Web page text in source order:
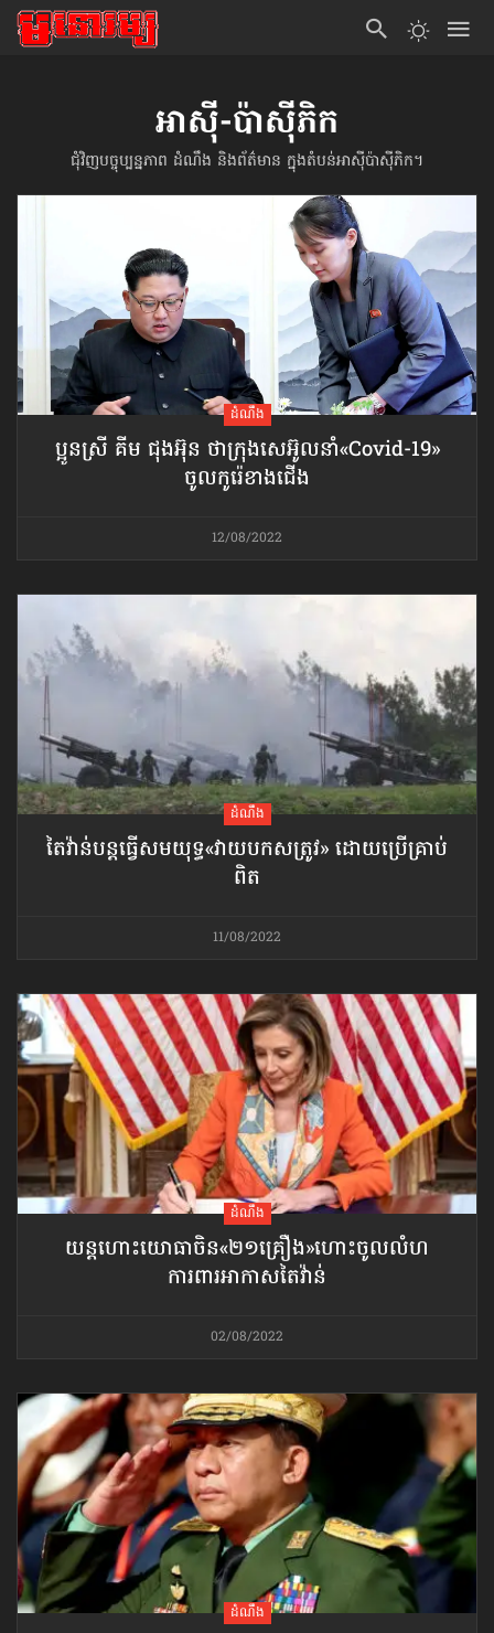
អាស៊ី-ប៉ាស៊ីភិក
ជុំវិញបច្ចុប្បន្នភាព ដំណឹង និងព័ត៌មាន ក្នុងតំបន់អាស៊ីប៉ាស៊ីភិក។
ដំណឹង
ប្អូនស្រី គីម ជុងអ៊ុន ថាក្រុងសេអ៊ូលនាំ​«Covid-19»​
ចូល​កូរ៉េខាងជើង
12/08/2022
ដំណឹង
តៃវ៉ាន់​បន្តធ្វើសមយុទ្ធ​«វាយបកសត្រូវ» ដោយប្រើគ្រាប់
ពិត
11/08/2022
ដំណឹង
យន្ដហោះ​យោធាចិន​«២១គ្រឿង»​ហោះចូលលំហ
ការពារអាកាសតៃវ៉ាន់
02/08/2022
ដំណឹង